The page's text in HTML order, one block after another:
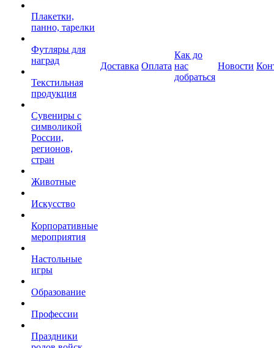
Плакетки,
панно, тарелки
Футляры для
наград
Текстильная
продукция
Сувениры с
символикой
России,
регионов,
стран
Животные
Искусство
Корпоративные
мероприятия
Настольные
игры
Образование
Профессии
Праздники
Доставка Оплата
Как до
нас
добраться
Новости